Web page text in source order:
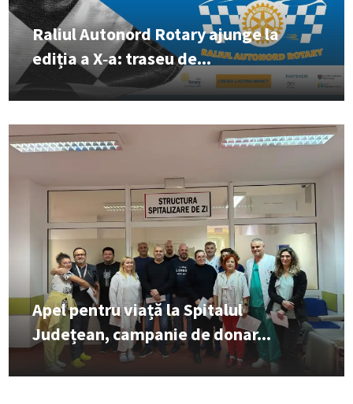
Raliul Autonord Rotary ajunge la
ediția a X‑a: traseu de...
Apel pentru viață la Spitalul
Județean, campanie de donar...